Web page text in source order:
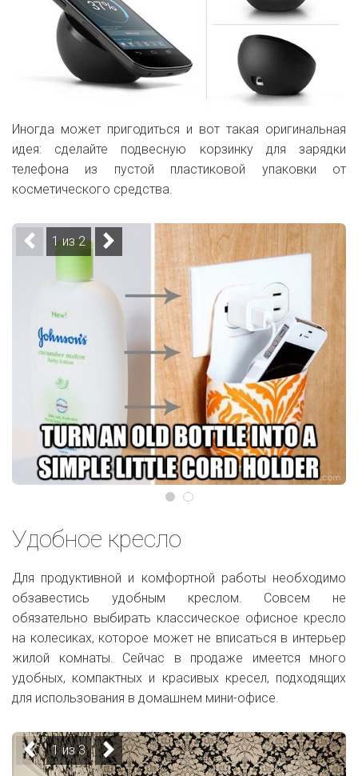
Иногда может пригодиться и вот такая оригинальная
идея: сделайте подвесную корзинку для зарядки
телефона из пустой пластиковой упаковки от
косметического средства.
1 из 2
Удобное кресло
Для продуктивной и комфортной работы необходимо
обзавестись удобным креслом. Совсем не
обязательно выбирать классическое офисное кресло
на колесиках, которое может не вписаться в интерьер
жилой комнаты. Сейчас в продаже имеется много
удобных, компактных и красивых кресел, подходящих
для использования в домашнем мини-офисе.
1 из 3